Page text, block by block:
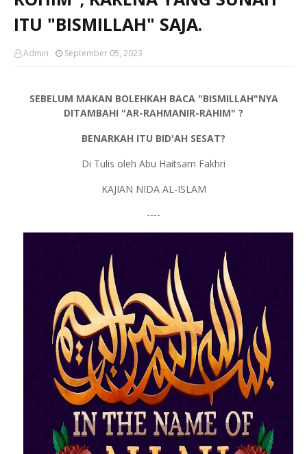
ITU "BISMILLAH" SAJA.
Admin September 05, 2023
SEBELUM MAKAN BOLEHKAH BACA "BISMILLAH"NYA
DITAMBAHI "AR-RAHMANIR-RAHIM" ?
BENARKAH ITU BID'AH SESAT?
Di Tulis oleh Abu Haitsam Fakhri
KAJIAN NIDA AL-ISLAM
----